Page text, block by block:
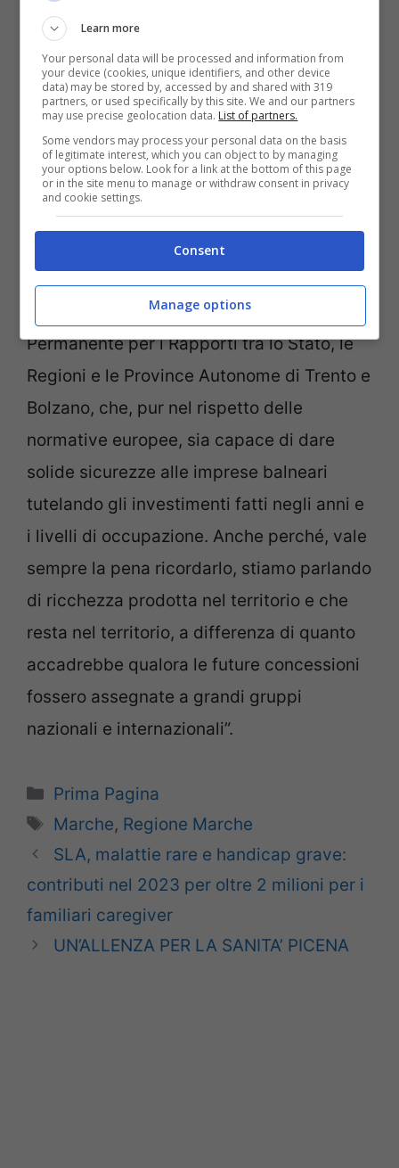
l’unico serio e realmente percorribile. A
breve provvederemo a depositare un
nuovo atto per impegnare il presidente
Acquaroli ad attivare un tavolo di
confronto con le associazioni di categoria,
i sindacati dei balneari e i parlamentari
marchigiani che abbia come scopo
l’elaborazione di un quadro normativo più
nell’ambito della Conferenza Stato
Permanente per i Rapporti tra lo Stato, le
Regioni e le Province Autonome di Trento e
Bolzano, che, pur nel rispetto delle
normative europee, sia capace di dare
solide sicurezze alle imprese balneari
tutelando gli investimenti fatti negli anni e
i livelli di occupazione. Anche perché, vale
sempre la pena ricordarlo, stiamo parlando
di ricchezza prodotta nel territorio e che
resta nel territorio, a differenza di quanto
accadrebbe qualora le future concessioni
fossero assegnate a grandi gruppi
nazionali e internazionali”.
Categorie
Prima Pagina
Tag
Marche, Regione Marche
SLA, malattie rare e handicap grave:
contributi nel 2023 per oltre 2 milioni per i
familiari caregiver
UN’ALLENZA PER LA SANITA’ PICENA
Learn more
Your personal data will be processed and information from
your device (cookies, unique identifiers, and other device
data) may be stored by, accessed by and shared with 319
partners, or used specifically by this site. We and our partners
may use precise geolocation data. List of partners.
Some vendors may process your personal data on the basis
of legitimate interest, which you can object to by managing
your options below. Look for a link at the bottom of this page
or in the site menu to manage or withdraw consent in privacy
and cookie settings.
Consent
Manage options